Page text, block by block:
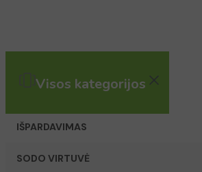
Visos kategorijos
IŠPARDAVIMAS
SODO VIRTUVĖ